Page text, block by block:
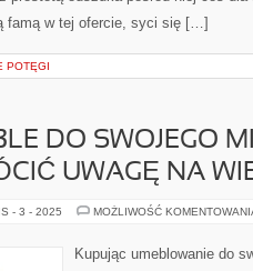
famą w tej ofercie, syci się […]
POTĘGI
DO SWOJEGO
UWAGĘ NA
- 3 - 2025 MOŻLIWOŚĆ
Kupując umeblowanie do